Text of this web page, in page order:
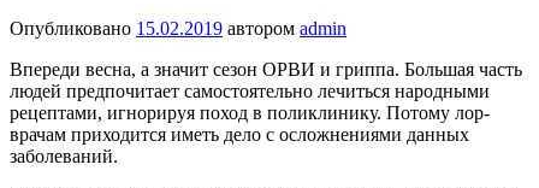
Опубликовано 15.02.2019 автором admin
Впереди весна, а значит сезон ОРВИ и гриппа. Большая часть
людей предпочитает самостоятельно лечиться народными
рецептами, игнорируя поход в поликлинику. Потому лор-
врачам приходится иметь дело с осложнениями данных
заболеваний.